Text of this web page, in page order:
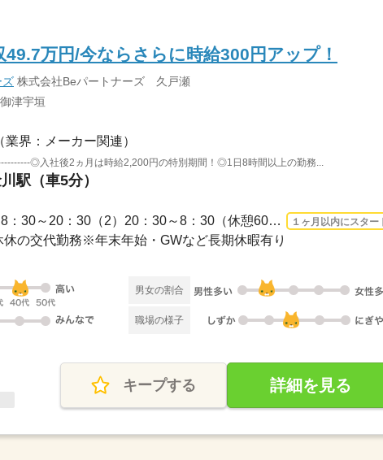
万円/今ならさらに時給300円アップ！
ズ 株式会社Beパートナーズ 久戸瀬
津宇垣
（業界：メーカー関連）
◎入社後2ヵ月は時給2,200円の特別期間！◎1日8時間以上の勤務...
駅（車5分）
長期 2026/8/17〜 / （1）8：30～20：30（2）20：30～8：30（休憩60分・実働11時間）※...
１ヶ月以内にスター
休の交代勤務※年末年始・GWなど長期休暇有り
男女の割合
職場の様子
キープする 詳細を見る